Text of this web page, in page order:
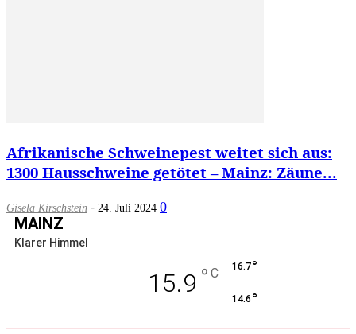
Afrikanische Schweinepest weitet sich aus:
1300 Hausschweine getötet – Mainz: Zäune...
Gisela Kirschstein - 24. Juli 2024 0
MAINZ
Klarer Himmel
15.9 ° C 16.7°
14.6 °